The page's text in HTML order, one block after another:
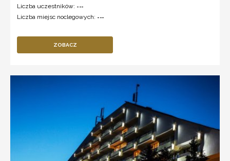
Liczba uczestników: ---
Liczba miejsc noclegowych: ---
ZOBACZ